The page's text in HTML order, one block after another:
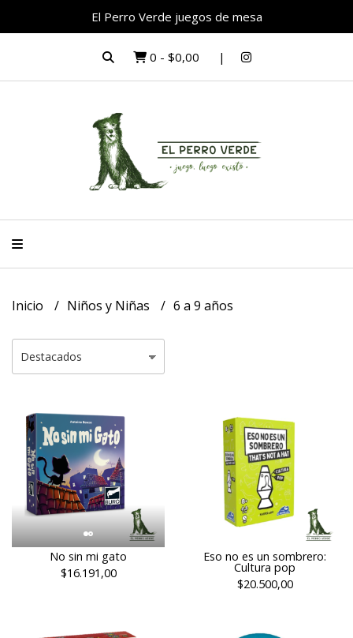
El Perro Verde juegos de mesa
0 - $0,00
Inicio Niños y Niñas 6 a 9 años
No sin mi gato
$16.191,00
Eso no es un sombrero:
Cultura pop
$20.500,00